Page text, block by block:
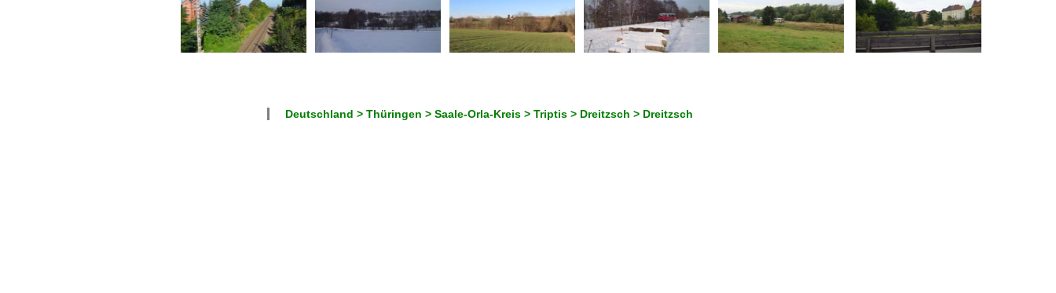
Deutschland > Thüringen > Saale-Orla-Kreis > Triptis > Dreitzsch > Dreitzsch